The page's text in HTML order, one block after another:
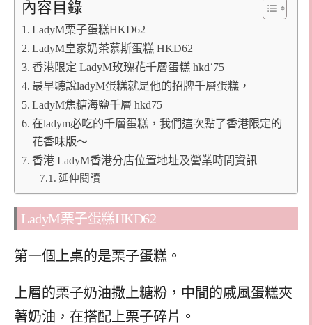
內容目錄
LadyM栗子蛋糕HKD62
LadyM皇家奶茶慕斯蛋糕 HKD62
香港限定 LadyM玫瑰花千層蛋糕 hkd˙75
最早聽說ladyM蛋糕就是他的招牌千層蛋糕，
LadyM焦糖海鹽千層 hkd75
在ladym必吃的千層蛋糕，我們這次點了香港限定的
花香味版～
香港 LadyM香港分店位置地址及營業時間資訊
延伸閱讀
LadyM栗子蛋糕HKD62
第一個上桌的是栗子蛋糕。
上層的栗子奶油撒上糖粉，中間的戚風蛋糕夾
著奶油，在搭配上栗子碎片。